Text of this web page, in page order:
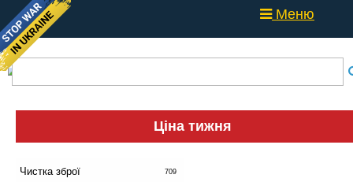
Меню
Ціна тижня
Чистка зброї 709